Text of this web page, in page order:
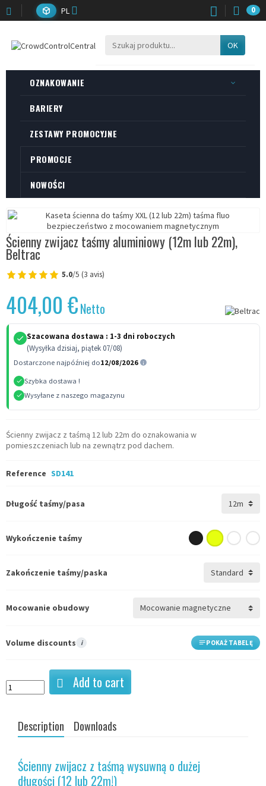
PL 0
OK
OZNAKOWANIE
BARIERY
ZESTAWY PROMOCYJNE
PROMOCJE
NOWOŚCI
Ścienny zwijacz taśmy aluminiowy (12m lub 22m),
Beltrac
5.0/5 (3 avis)
404,00 €Netto
Szacowana dostawa : 1-3 dni roboczych
(Wysyłka dzisiaj, piątek 07/08)
Dostarczone najpóźniej do12/08/2026
Szybka dostawa !
Wysyłane z naszego magazynu
Ścienny zwijacz z taśmą 12 lub 22m do oznakowania w
pomieszczeniach lub na zewnątrz pod dachem.
Reference SD141
Długość taśmy/pasa
Wykończenie taśmy
Zakończenie taśmy/paska
Mocowanie obudowy
Volume discounts i POKAŻ TABELĘ
Add to cart
Description Downloads
Ścienny zwijacz z taśmą wysuwną o dużej
długości (12 lub 22m!)